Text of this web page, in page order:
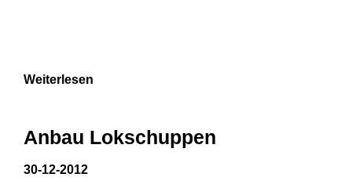
Weiterlesen
Anbau Lokschuppen
30-12-2012